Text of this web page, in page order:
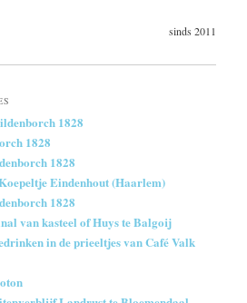
sinds 2011
1828
1828
1828
Eindenhout (Haarlem)
1828
van kasteel of Huys te Balgoij
in de prieeltjes van Café Valk